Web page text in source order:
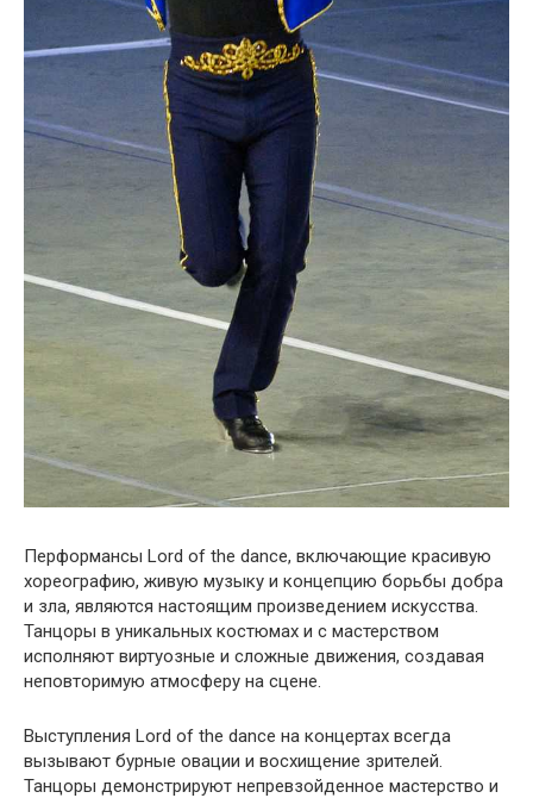
Перформансы Lord of the dance, включающие красивую
хореографию, живую музыку и концепцию борьбы добра
и зла, являются настоящим произведением искусства.
Танцоры в уникальных костюмах и с мастерством
исполняют виртуозные и сложные движения, создавая
неповторимую атмосферу на сцене.
Выступления Lord of the dance на концертах всегда
вызывают бурные овации и восхищение зрителей.
Танцоры демонстрируют непревзойденное мастерство и